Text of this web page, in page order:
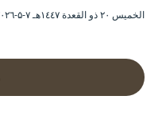
الخميس ۲۰ ذو القعدة ۱٤٤۷هـ ۷-۵-۲۰۲٦م